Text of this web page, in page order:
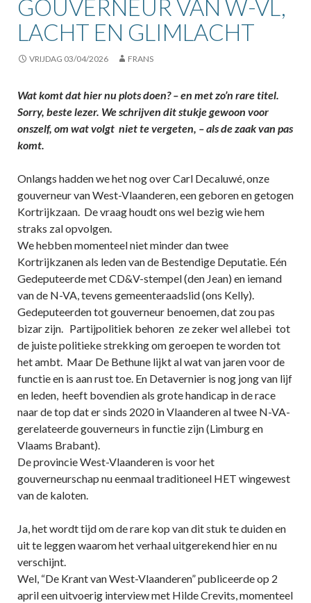
GOUVERNEUR VAN W-VL,
LACHT EN GLIMLACHT
VRIJDAG 03/04/2026 FRANS
Wat komt dat hier nu plots doen? – en met zo’n rare titel.
Sorry, beste lezer. We schrijven dit stukje gewoon voor
onszelf, om wat volgt niet te vergeten, – als de zaak van pas
komt.
Onlangs hadden we het nog over Carl Decaluwé, onze
gouverneur van West-Vlaanderen, een geboren en getogen
Kortrijkzaan. De vraag houdt ons wel bezig wie hem
straks zal opvolgen.
We hebben momenteel niet minder dan twee
Kortrijkzanen als leden van de Bestendige Deputatie. Eén
Gedeputeerde met CD&V-stempel (den Jean) en iemand
van de N-VA, tevens gemeenteraadslid (ons Kelly).
Gedeputeerden tot gouverneur benoemen, dat zou pas
bizar zijn. Partijpolitiek behoren ze zeker wel allebei tot
de juiste politieke strekking om geroepen te worden tot
het ambt. Maar De Bethune lijkt al wat van jaren voor de
functie en is aan rust toe. En Detavernier is nog jong van lijf
en leden, heeft bovendien als grote handicap in de race
naar de top dat er sinds 2020 in Vlaanderen al twee N-VA-
gerelateerde gouverneurs in functie zijn (Limburg en
Vlaams Brabant).
De provincie West-Vlaanderen is voor het
gouverneurschap nu eenmaal traditioneel HET wingewest
van de kaloten.
Ja, het wordt tijd om de rare kop van dit stuk te duiden en
uit te leggen waarom het verhaal uitgerekend hier en nu
verschijnt.
Wel, “De Krant van West-Vlaanderen” publiceerde op 2
april een uitvoerig interview met Hilde Crevits, momenteel